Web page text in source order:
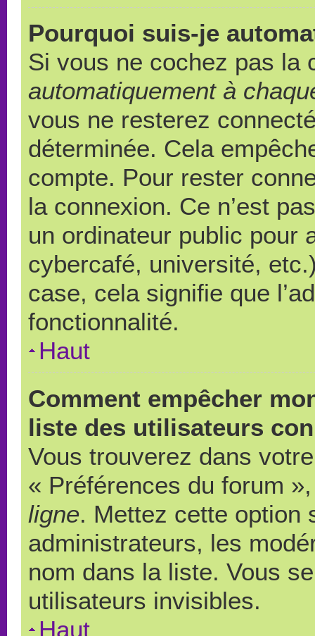
Pourquoi suis-je
Si vous ne cochez pas la
automatiquement à
vous ne resterez
déterminée. Cela
compte. Pour rester
la connexion. Ce n’est
un ordinateur public pour
cybercafé, université,
case, cela signifie que
fonctionnalité.
Haut
Comment empêcher
liste des utilisateurs
Vous trouverez dans
« Préférences du forum
ligne. Mettez cette option
administrateurs, les
nom dans la liste. Vous
utilisateurs invisibles.
Haut